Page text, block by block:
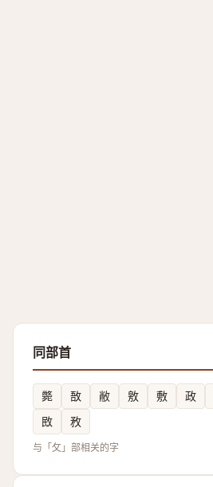
同部首
斃 敔 敝 敫 敷 政
敃
敄
与「攵」部相关的字